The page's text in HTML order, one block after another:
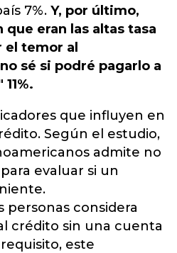
7%. Y, por último,
eran las altas tasa
el temor al
sé si podré pagarlo a
que influyen en
Según el estudio,
admite no
evaluar si un
personas considera
crédito sin una cuenta
este